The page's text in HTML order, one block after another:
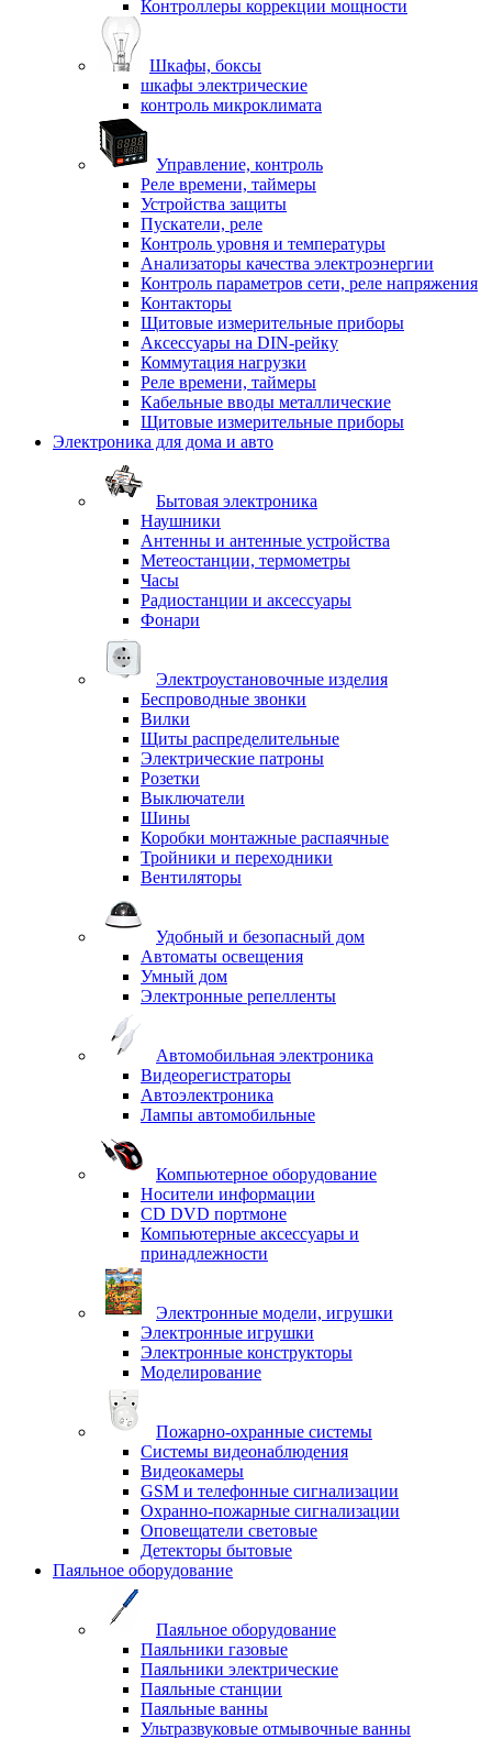
Контроллеры коррекции мощности
Шкафы, боксы
шкафы электрические
контроль микроклимата
Управление, контроль
Реле времени, таймеры
Устройства защиты
Пускатели, реле
Контроль уровня и температуры
Анализаторы качества электроэнергии
Контроль параметров сети, реле напряжения
Контакторы
Щитовые измерительные приборы
Аксессуары на DIN-рейку
Коммутация нагрузки
Реле времени, таймеры
Кабельные вводы металлические
Щитовые измерительные приборы
Электроника для дома и авто
Бытовая электроника
Наушники
Антенны и антенные устройства
Метеостанции, термометры
Часы
Радиостанции и аксессуары
Фонари
Электроустановочные изделия
Беспроводные звонки
Вилки
Щиты распределительные
Электрические патроны
Розетки
Выключатели
Шины
Коробки монтажные распаячные
Тройники и переходники
Вентиляторы
Удобный и безопасный дом
Автоматы освещения
Умный дом
Электронные репелленты
Автомобильная электроника
Видеорегистраторы
Автоэлектроника
Лампы автомобильные
Компьютерное оборудование
Носители информации
CD DVD портмоне
Компьютерные аксессуары и
принадлежности
Электронные модели, игрушки
Электронные игрушки
Электронные конструкторы
Моделирование
Пожарно-охранные системы
Системы видеонаблюдения
Видеокамеры
GSM и телефонные сигнализации
Охранно-пожарные сигнализации
Оповещатели световые
Детекторы бытовые
Паяльное оборудование
Паяльное оборудование
Паяльники газовые
Паяльники электрические
Паяльные станции
Паяльные ванны
Ультразвуковые отмывочные ванны